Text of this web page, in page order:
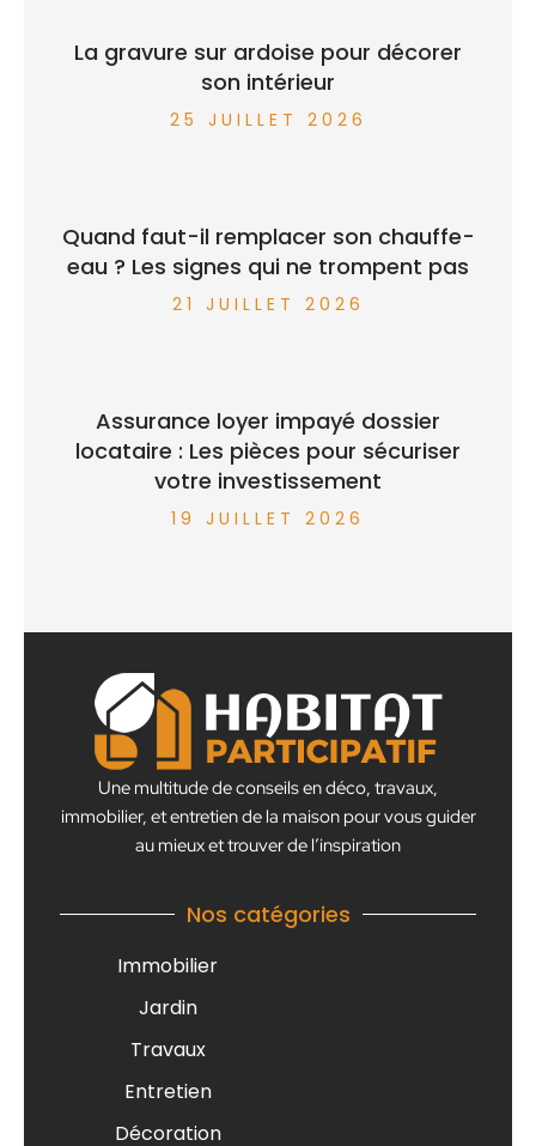
La gravure sur ardoise pour décorer
son intérieur
25 JUILLET 2026
Quand faut-il remplacer son chauffe-
eau ? Les signes qui ne trompent pas
21 JUILLET 2026
Assurance loyer impayé dossier
locataire : Les pièces pour sécuriser
votre investissement
19 JUILLET 2026
Une multitude de conseils en déco, travaux,
immobilier, et entretien de la maison pour vous guider
au mieux et trouver de l’inspiration
Nos catégories
Immobilier
Jardin
Travaux
Entretien
Décoration